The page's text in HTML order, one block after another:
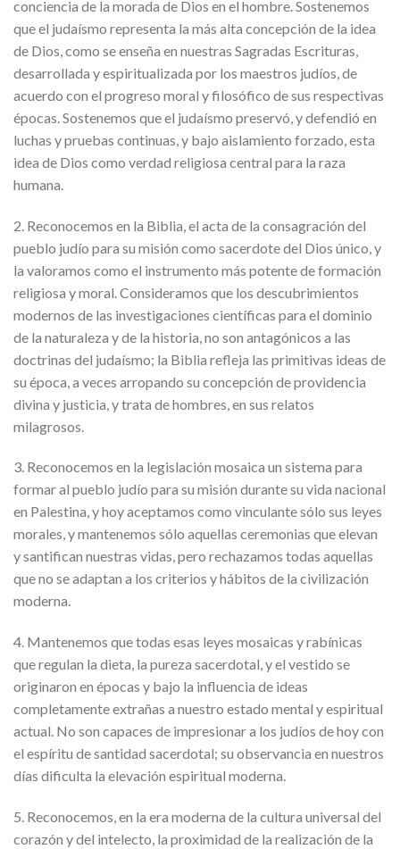
conciencia de la morada de Dios en el hombre. Sostenemos
que el judaísmo representa la más alta concepción de la idea
de Dios, como se enseña en nuestras Sagradas Escrituras,
desarrollada y espiritualizada por los maestros judíos, de
acuerdo con el progreso moral y filosófico de sus respectivas
épocas. Sostenemos que el judaísmo preservó, y defendió en
luchas y pruebas continuas, y bajo aislamiento forzado, esta
idea de Dios como verdad religiosa central para la raza
humana.
2. Reconocemos en la Biblia, el acta de la consagración del
pueblo judío para su misión como sacerdote del Dios único, y
la valoramos como el instrumento más potente de formación
religiosa y moral. Consideramos que los descubrimientos
modernos de las investigaciones científicas para el dominio
de la naturaleza y de la historia, no son antagónicos a las
doctrinas del judaísmo; la Biblia refleja las primitivas ideas de
su época, a veces arropando su concepción de providencia
divina y justicia, y trata de hombres, en sus relatos
milagrosos.
3. Reconocemos en la legislación mosaica un sistema para
formar al pueblo judío para su misión durante su vida nacional
en Palestina, y hoy aceptamos como vinculante sólo sus leyes
morales, y mantenemos sólo aquellas ceremonias que elevan
y santifican nuestras vidas, pero rechazamos todas aquellas
que no se adaptan a los criterios y hábitos de la civilización
moderna.
4. Mantenemos que todas esas leyes mosaicas y rabínicas
que regulan la dieta, la pureza sacerdotal, y el vestido se
originaron en épocas y bajo la influencia de ideas
completamente extrañas a nuestro estado mental y espiritual
actual. No son capaces de impresionar a los judíos de hoy con
el espíritu de santidad sacerdotal; su observancia en nuestros
días dificulta la elevación espiritual moderna.
5. Reconocemos, en la era moderna de la cultura universal del
corazón y del intelecto, la proximidad de la realización de la